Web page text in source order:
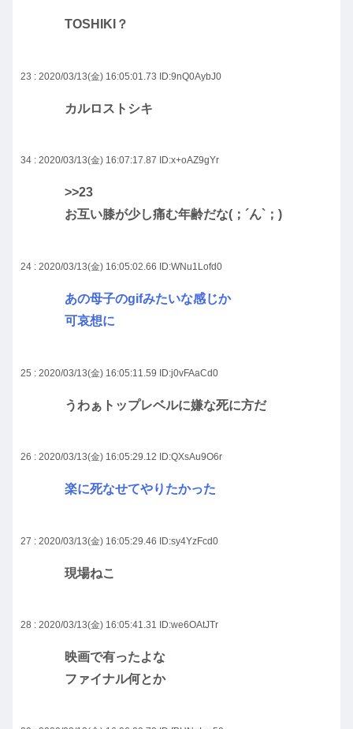
TOSHIKI？
23 : 2020/03/13(金) 16:05:01.73 ID:9nQ0AybJ0
カルロストシキ
34 : 2020/03/13(金) 16:07:17.87 ID:x+oAZ9gYr
>>23
お互い膝が少し痛む年齢だな(；´ん`；)
24 : 2020/03/13(金) 16:05:02.66 ID:WNu1Lofd0
あの母子のgifみたいな感じか
可哀想に
25 : 2020/03/13(金) 16:05:11.59 ID:j0vFAaCd0
うわぁトップレベルに嫌な死に方だ
26 : 2020/03/13(金) 16:05:29.12 ID:QXsAu9O6r
楽に死なせてやりたかった
27 : 2020/03/13(金) 16:05:29.46 ID:sy4YzFcd0
現場ねこ
28 : 2020/03/13(金) 16:05:41.31 ID:we6OAtJTr
映画で有ったよな
ファイナル何とか